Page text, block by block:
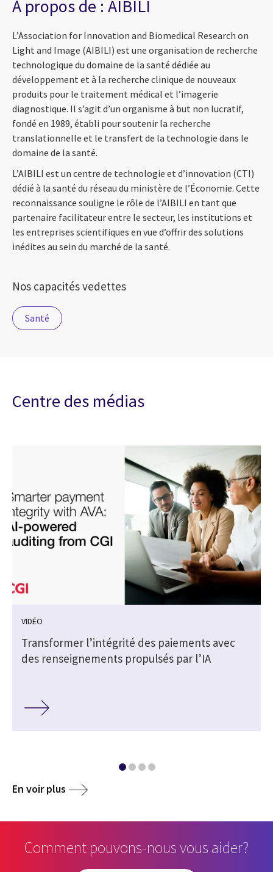
À propos de : AIBILI
L’Association for Innovation and Biomedical Research on
Light and Image (AIBILI) est une organisation de recherche
technologique du domaine de la santé dédiée au
développement et à la recherche clinique de nouveaux
produits pour le traitement médical et l’imagerie
diagnostique. Il s’agit d’un organisme à but non lucratif,
fondé en 1989, établi pour soutenir la recherche
translationnelle et le transfert de la technologie dans le
domaine de la santé.
L’AIBILI est un centre de technologie et d’innovation (CTI)
dédié à la santé du réseau du ministère de l’Économie. Cette
reconnaissance souligne le rôle de l’AIBILI en tant que
partenaire facilitateur entre le secteur, les institutions et
les entreprises scientifiques en vue d’offrir des solutions
inédites au sein du marché de la santé.
Nos capacités vedettes
Santé
Centre des médias
VIDÉO
Transformer l’intégrité des paiements avec
des renseignements propulsés par l’IA
En voir plus
Comment pouvons-nous vous aider?